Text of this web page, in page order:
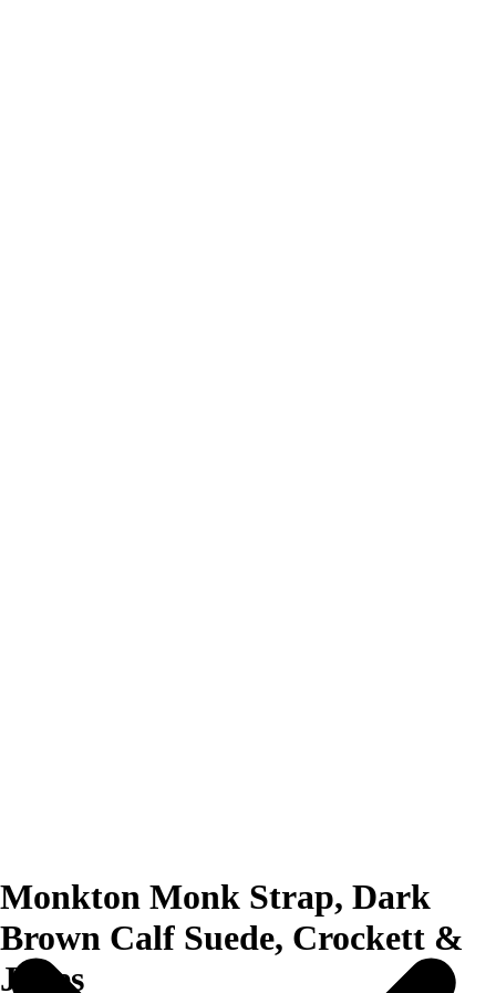
Monkton Monk Strap, Dark
Brown Calf Suede, Crockett &
Jones